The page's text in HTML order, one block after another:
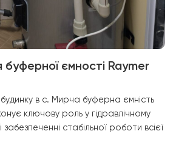
на першому поверсі , яка підтримує
з мінімальними
прогрів приміщень у
циркуляційним насосом
швидкість обертання